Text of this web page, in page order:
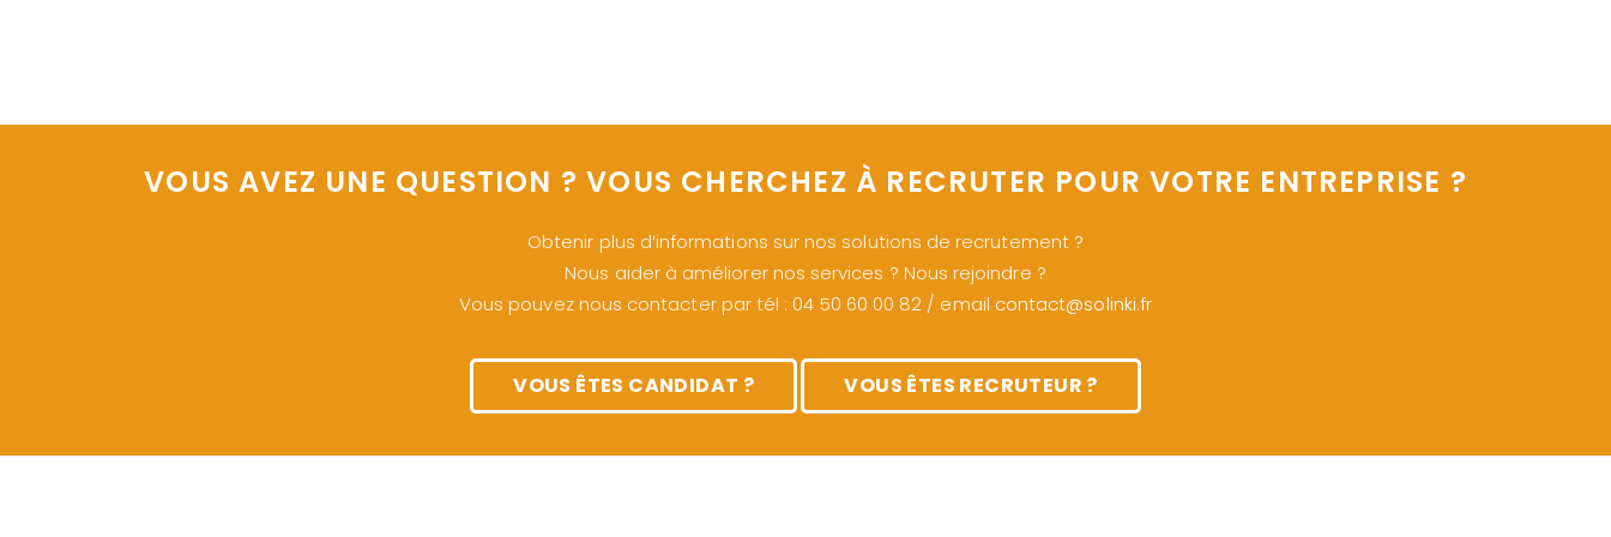
VOUS AVEZ UNE QUESTION ? VOUS CHERCHEZ À RECRUTER POUR VOTRE ENTREPRISE ?
Obtenir plus d’informations sur nos solutions de recrutement ?
Nous aider à améliorer nos services ? Nous rejoindre ?
Vous pouvez nous contacter par tél : 04 50 60 00 82 / email contact@solinki.fr
VOUS ÊTES CANDIDAT ? VOUS ÊTES RECRUTEUR ?